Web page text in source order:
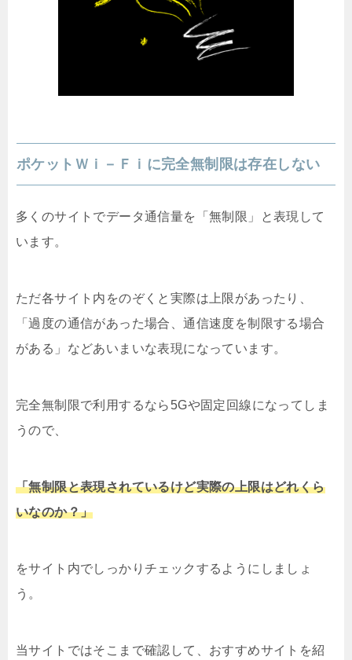
ポケットＷｉ－Ｆｉに完全無制限は存在しない
多くのサイトでデータ通信量を「無制限」と表現して
います。
ただ各サイト内をのぞくと実際は上限があったり、
「過度の通信があった場合、通信速度を制限する場合
がある」などあいまいな表現になっています。
完全無制限で利用するなら5Gや固定回線になってしま
うので、
「無制限と表現されているけど実際の上限はどれくら
いなのか？」
をサイト内でしっかりチェックするようにしましょ
う。
当サイトではそこまで確認して、おすすめサイトを紹